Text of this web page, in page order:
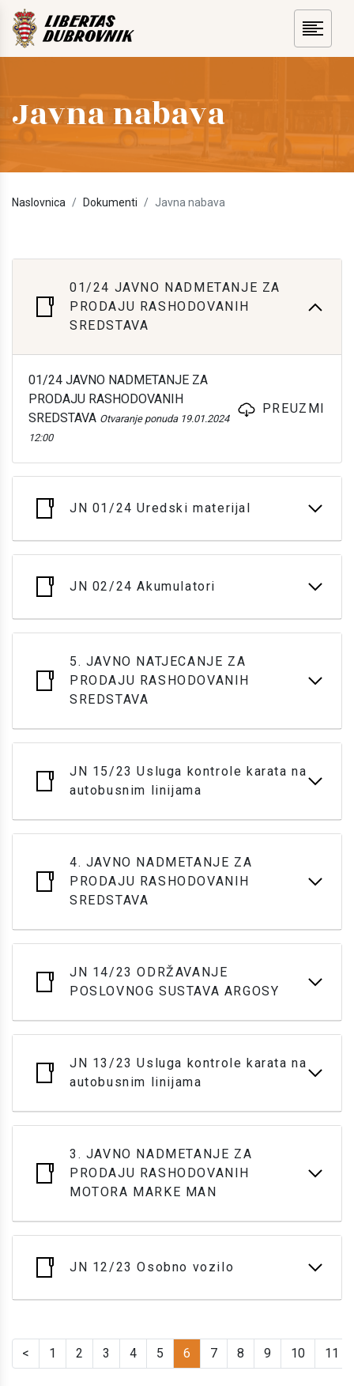
Javna nabava
Naslovnica Dokumenti Javna nabava
01/24 JAVNO NADMETANJE ZA
PRODAJU RASHODOVANIH
SREDSTAVA
01/24 JAVNO NADMETANJE ZA
PRODAJU RASHODOVANIH
SREDSTAVA Otvaranje ponuda 19.01.2024
12:00
PREUZMI
JN 01/24 Uredski materijal
JN 02/24 Akumulatori
5. JAVNO NATJECANJE ZA
PRODAJU RASHODOVANIH
SREDSTAVA
JN 15/23 Usluga kontrole karata na
autobusnim linijama
4. JAVNO NADMETANJE ZA
PRODAJU RASHODOVANIH
SREDSTAVA
JN 14/23 ODRŽAVANJE
POSLOVNOG SUSTAVA ARGOSY
JN 13/23 Usluga kontrole karata na
autobusnim linijama
3. JAVNO NADMETANJE ZA
PRODAJU RASHODOVANIH
MOTORA MARKE MAN
JN 12/23 Osobno vozilo
< 1 2 3 4 5 6 7 8 9 10 11